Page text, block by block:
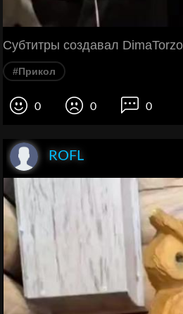
Субтитры создавал
#Прикол
0 0 0
ROFL